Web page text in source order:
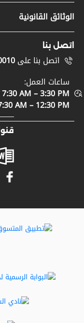
مواد صحفية
وظائف
تسجيل الموردين
خريطة الموقع
الدعم والمساعدة
اتصل بنا
المشاركة الرقمية
الوثائق القانونية
سياسة حقوق النشر
إخلاء المسؤولية
سياسة إمكانية الوصول
سياسة الخصوصية
الأحكام والشروط
اتصل بنا
اتصل بنا على
ساعات العمل:
AM – 3:30 PM
AM – 12:30 PM